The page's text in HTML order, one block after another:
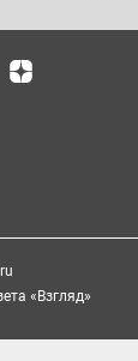
«Взгляд»